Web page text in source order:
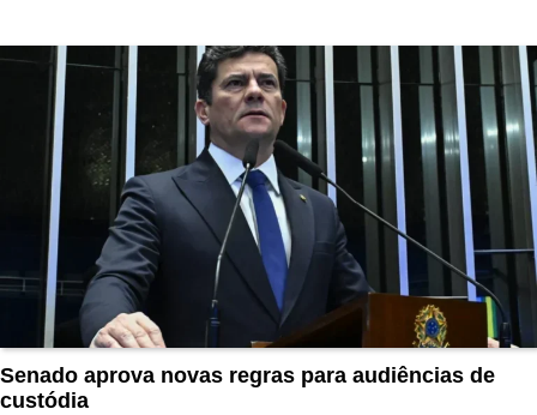
Senado aprova novas regras para audiências de
custódia